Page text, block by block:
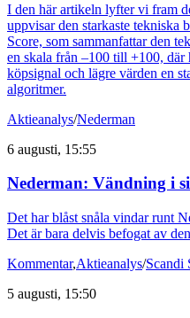
I den här artikeln lyfter vi fram
uppvisar den starkaste tekniska
Score, som sammanfattar den
en skala från –100 till +100, där
köpsignal och lägre värden en
algoritmer.
Aktieanalys/Nederman
6 augusti, 15:55
Nederman: Vändning i
Det har blåst snåla vindar runt
Det är bara delvis befogat av
Kommentar,Aktieanalys/Scandi
5 augusti, 15:50